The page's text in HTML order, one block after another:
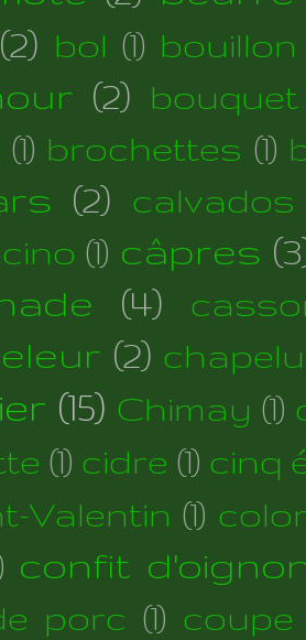
(2) bol (1) bouillon
(2)
(1) brochettes (1)
(2)
calvados
(1) câpres
(4)
(2)
(15) Chimay (1)
(1) cidre (1) cinq
Valentin (1)
confit
porc (1) coupe